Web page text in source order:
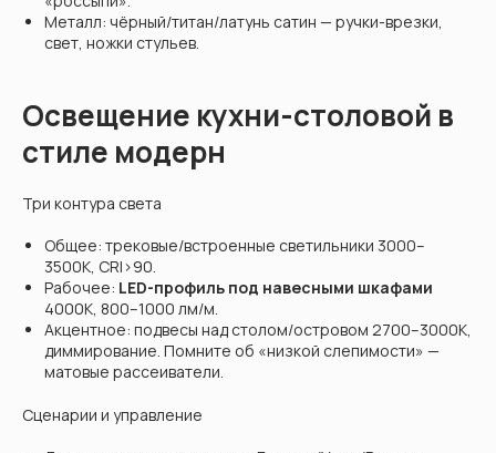
Металл: чёрный/титан/латунь сатин — ручки-врезки,
свет, ножки стульев.
Освещение кухни-столовой в
стиле модерн
Три контура света
Общее: трековые/встроенные светильники 3000–
3500K, CRI>90.
Рабочее: LED-профиль под навесными шкафами
4000K, 800–1000 лм/м.
Акцентное: подвесы над столом/островом 2700–3000K,
диммирование. Помните об «низкой слепимости» —
матовые рассеиватели.
Сценарии и управление